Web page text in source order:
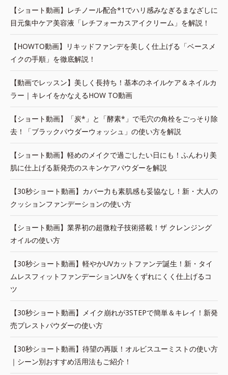
【ショート動画】レチノール配合*1でハリ感みなぎるまなざしに
目元集中ケア美容液「レチフォーカスアイクリーム」を解説！
【HOWTO動画】リキッドファンデを美しく仕上げる「ベースメ
イクの手順」を徹底解説！
【動画でレッスン】美しく長持ち！基本のネイルケア＆ネイルカ
ラー｜キレイをかなえるHOW TO動画
【ショート動画】「炭*」と「酵素*」で毛穴の角栓をごっそり除
去！「ブラックパウダーウォッシュ」の使い方を解説
【ショート動画】軽めのメイクで過ごしたい日にも！ふんわり美
肌に仕上げる新発売のスキンケアパウダーを解説
【30秒ショート動画】カバー力も素肌感も妥協なし！新・大人の
クッションファンデーションの使い方
【ショート動画】業界初の超微粒子技術搭載！ザ クレンジング
オイルの使い方
【30秒ショート動画】軽やかUVカットファンデ誕生！新・タイ
ムレスフィットファンデーションUVをくずれにくく仕上げるコ
ツ
【30秒ショート動画】メイク崩れが3STEPで簡単＆キレイ！新発
売プレストパウダーの使い方
【30秒ショート動画】待望の再販！オルビスユーミストの使い方
｜シーン別おすすめ活用法もご紹介！